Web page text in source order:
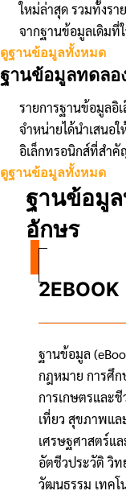
ใหม่ล่าสุด รวมทั้งร
จากฐานข้อมูลเดิมที่
ดูฐานข้อมูลทั้งหมด
ฐานข้อมูลทดลอ
รายการฐานข้อมูล
จำหน่ายได้นำเสนอ
อิเล็กทรอนิกส์ที่สำคั
ดูฐานข้อมูลทั้งหมด
ฐานข้อมู
อักษร
ฐานข้อมูล
กฎหมาย การศึ
การเกษตรและ
เที่ยว สุขภาพแล
เศรษฐศาสตร์แ
อัตชีวประวัติ วิ
วัฒนธรรม เทคโ